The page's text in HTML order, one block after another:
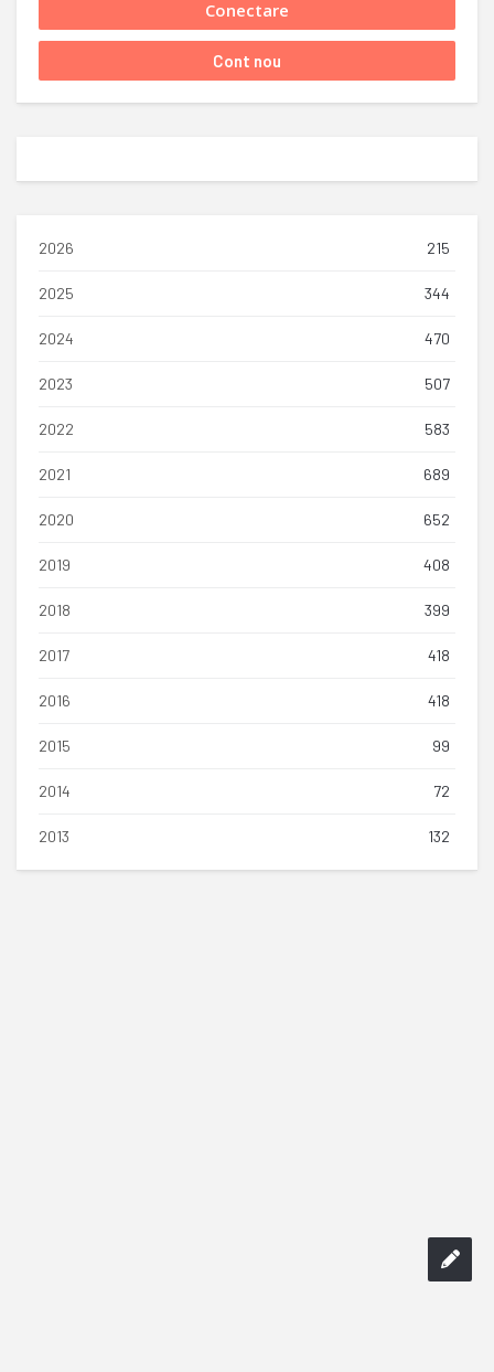
2026 215
2025 344
2024 470
2023 507
2022 583
2021 689
2020 652
2019 408
2018 399
2017 418
2016 418
2015 99
2014 72
2013 132